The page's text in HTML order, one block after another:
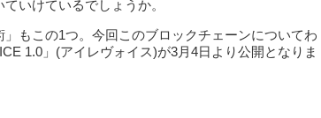
いけているでしょうか。
もこの1つ。今回このブロックチェーンについてわ
1.0」(アイレヴォイス)が3月4日より公開となりま